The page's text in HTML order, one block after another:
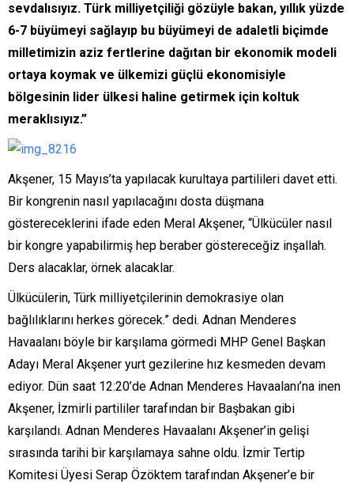
sevdalısıyız. Türk milliyetçiliği gözüyle bakan, yıllık yüzde
6-7 büyümeyi sağlayıp bu büyümeyi de adaletli biçimde
milletimizin aziz fertlerine dağıtan bir ekonomik modeli
ortaya koymak ve ülkemizi güçlü ekonomisiyle
bölgesinin lider ülkesi haline getirmek için koltuk
meraklısıyız.”
Akşener, 15 Mayıs’ta yapılacak kurultaya partilileri davet etti.
Bir kongrenin nasıl yapılacağını dosta düşmana
göstereceklerini ifade eden Meral Akşener, “Ülkücüler nasıl
bir kongre yapabilirmiş hep beraber göstereceğiz inşallah.
Ders alacaklar, örnek alacaklar.
Ülkücülerin, Türk milliyetçilerinin demokrasiye olan
bağlılıklarını herkes görecek.” dedi. Adnan Menderes
Havaalanı böyle bir karşılama görmedi MHP Genel Başkan
Adayı Meral Akşener yurt gezilerine hız kesmeden devam
ediyor. Dün saat 12:20’de Adnan Menderes Havaalanı’na inen
Akşener, İzmirli partililer tarafından bir Başbakan gibi
karşılandı. Adnan Menderes Havaalanı Akşener’in gelişi
sırasında tarihi bir karşılamaya sahne oldu. İzmir Tertip
Komitesi Üyesi Serap Özöktem tarafından Akşener’e bir